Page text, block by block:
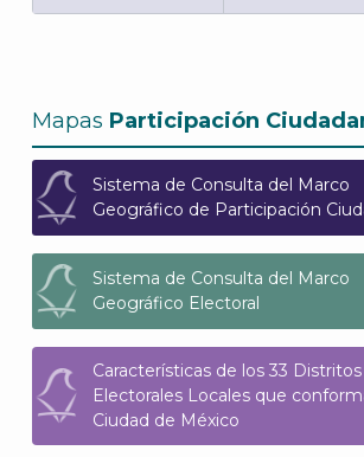
Mapas Participación
Sistema de Consulta del Marco
Geográfico de Participación
Sistema de Consulta del Marco
Geográfico Electoral
Características de los 33 Distritos
Electorales Locales que
Ciudad de México